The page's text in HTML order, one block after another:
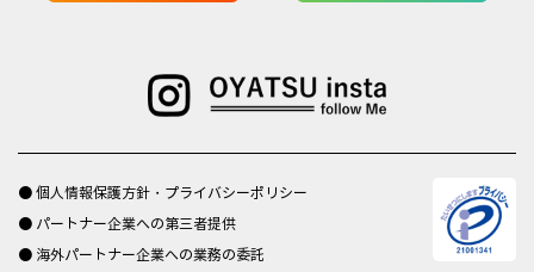
● 個人情報保護方針・プライバシーポリシー
● パートナー企業への第三者提供
● 海外パートナー企業への業務の委託